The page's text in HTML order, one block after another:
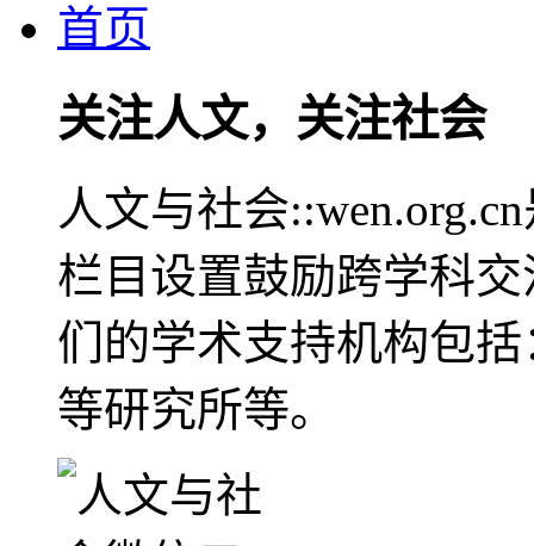
首页
关注人文，关注社会
人文与社会
栏目设置鼓励跨学科
们的学术支持机构包
等研究所等。